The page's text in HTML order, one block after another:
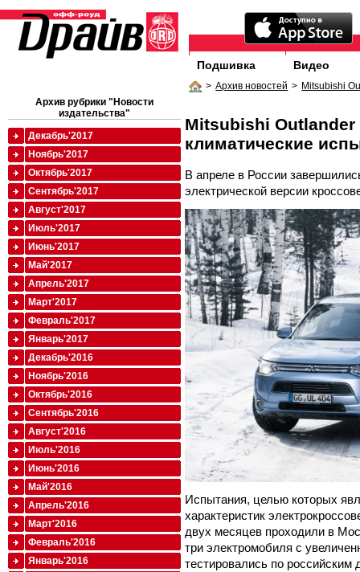
Подшивка Видео
> Архив новостей > Mitsubishi
Mitsubishi
климатические
В апреле в России
электрической версии
Испытания, целью которых
характеристик
двух месяцев проходили в
три электромобиля с
тестировались по российским
Архив рубрики "Новости
издательства"
Декабрь'2017
Ноябрь'2017
Октябрь'2017
Сентябрь'2017
Август'2017
Июль'2017
Июнь'2017
Май'2017
Апрель'2017
Март'2017
Февраль'2017
Январь'2017
Декабрь'2016
Ноябрь'2016
Октябрь'2016
Сентябрь'2016
Август'2016
Июль'2016
Июнь'2016
Май'2016
Апрель'2016
Март'2016
Февраль'2016
Январь'2016